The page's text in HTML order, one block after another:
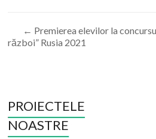
← Premierea elevilor la
război” Rusia 2021
PROIECTELE
NOASTRE